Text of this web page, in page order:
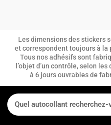
Les dimensions des stickers
et correspondent toujours à la
Tous nos adhésifs sont
l’objet d’un contrôle, selon
à 6 jours ouvrables de